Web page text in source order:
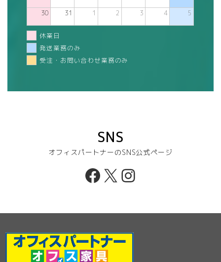
30 31 1 2 3 4 5
休業日
発送業務のみ
受注・お問い合わせ業務のみ
SNS
オフィスパートナーのSNS公式ページ
Facebook
X Instagram